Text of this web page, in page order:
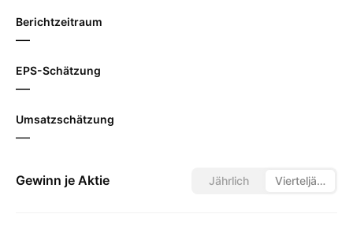
Berichtzeitraum
—
EPS-Schätzung
—
Umsatzschätzung
—
Gewinn je Aktie Jährlich Vierteljährlich